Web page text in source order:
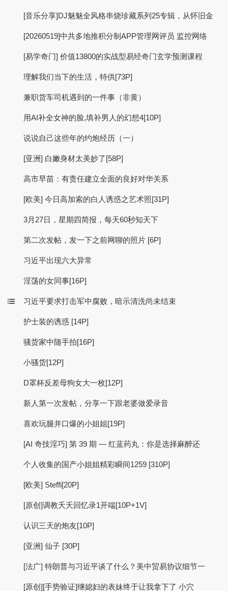
[音乐分享]DJ魅魅全风格串烧珍藏系列25专辑，从怀旧金
[20260519]中共多地推积分制APP管理网评员 监控网络
[易学奇门] 价值13800的实战型易经奇门玄学预测课程
理解我们当下的生活，特供[73P]
兼职货车司机遇到的一件事（非黄）
用AI补全女神的脸,填补男人的幻想4[10P]
说说自己这些年的约炮经历（一）
[亚洲] 白嫩身材太美妙了[58P]
高市早苗：有责任建立全面的良好对华关系
[欧美] 今日高加索的白人诱惑之艺术照[31P]
3月27日，星期四简报，每天60秒知天下
第二次发帖，发一下之前网聊的照片 [6P]
习近平出现六大异常
淫荡的女同事[16P]
习近平要求打击军中腐败，暗示清洗尚未结束
护士装的诱惑 [14P]
骚货家中随手拍[16P]
小骚货[12P]
D罩杯反差母狗女大一枚[12P]
新人第一次发帖，分享一下跟老婆做爱录音
喜欢玩腿并口爆的小姐姐[19P]
[AI 奇技淫巧] 第 39 期 — 红蓝药丸：你是选择麻醉还
个人收集的国产小姐姐精彩瞬间1259 [310P]
[欧美] Steffi[20P]
[原创]调教夭夭回忆录1开端[10P+1V]
认识三天的炮友[10P]
[亚洲] 仙子 [30P]
[法广] 特朗普与习近平谈了什么？美中贸易协议细节一
[原创][手势验证]继媳妇的表妹终于让我拿下了 小穴